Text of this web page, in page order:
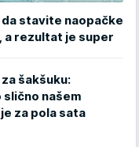
stavite naopačke
a rezultat je super
šakšuku:
našem
za pola sata